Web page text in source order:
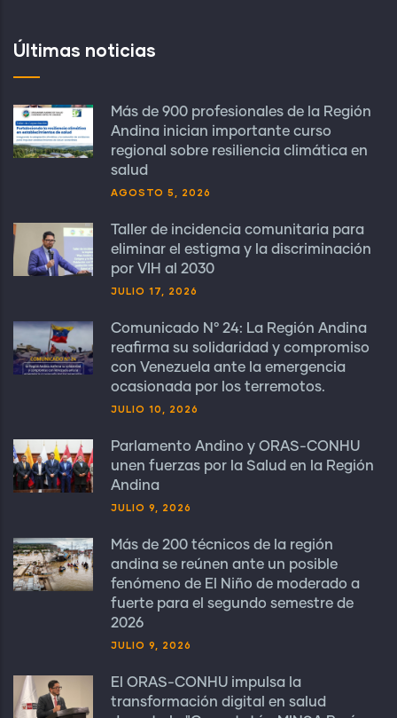
Últimas noticias
Más de 900 profesionales de la Región
Andina inician importante curso
regional sobre resiliencia climática en
salud
AGOSTO 5, 2026
Taller de incidencia comunitaria para
eliminar el estigma y la discriminación
por VIH al 2030
JULIO 17, 2026
Comunicado N° 24: La Región Andina
reafirma su solidaridad y compromiso
con Venezuela ante la emergencia
ocasionada por los terremotos.
JULIO 10, 2026
Parlamento Andino y ORAS-CONHU
unen fuerzas por la Salud en la Región
Andina
JULIO 9, 2026
Más de 200 técnicos de la región
andina se reúnen ante un posible
fenómeno de El Niño de moderado a
fuerte para el segundo semestre de
2026
JULIO 9, 2026
El ORAS-CONHU impulsa la
transformación digital en salud